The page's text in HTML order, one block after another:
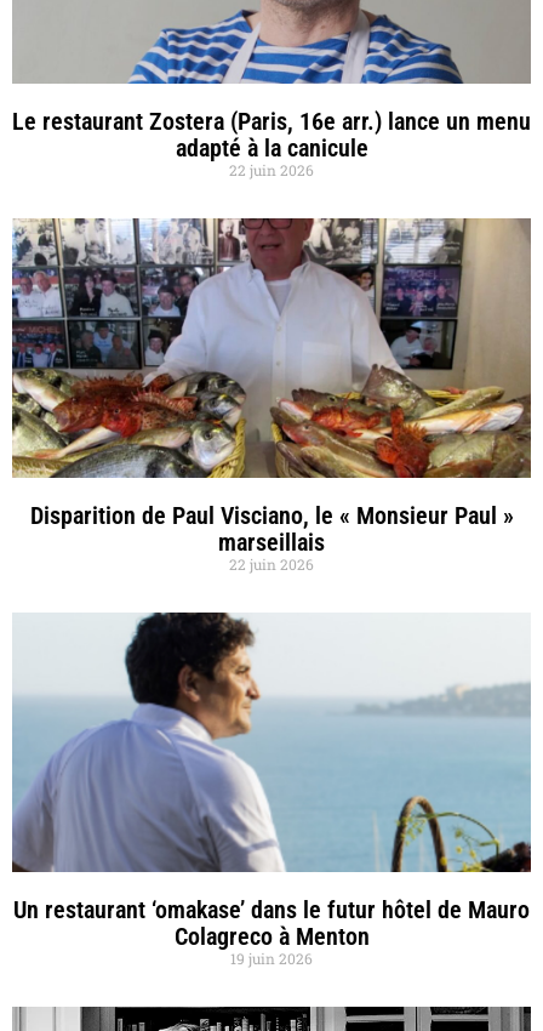
Le restaurant Zostera (Paris, 16e arr.) lance un menu
adapté à la canicule
22 juin 2026
Disparition de Paul Visciano, le « Monsieur Paul »
marseillais
22 juin 2026
Un restaurant ‘omakase’ dans le futur hôtel de Mauro
Colagreco à Menton
19 juin 2026